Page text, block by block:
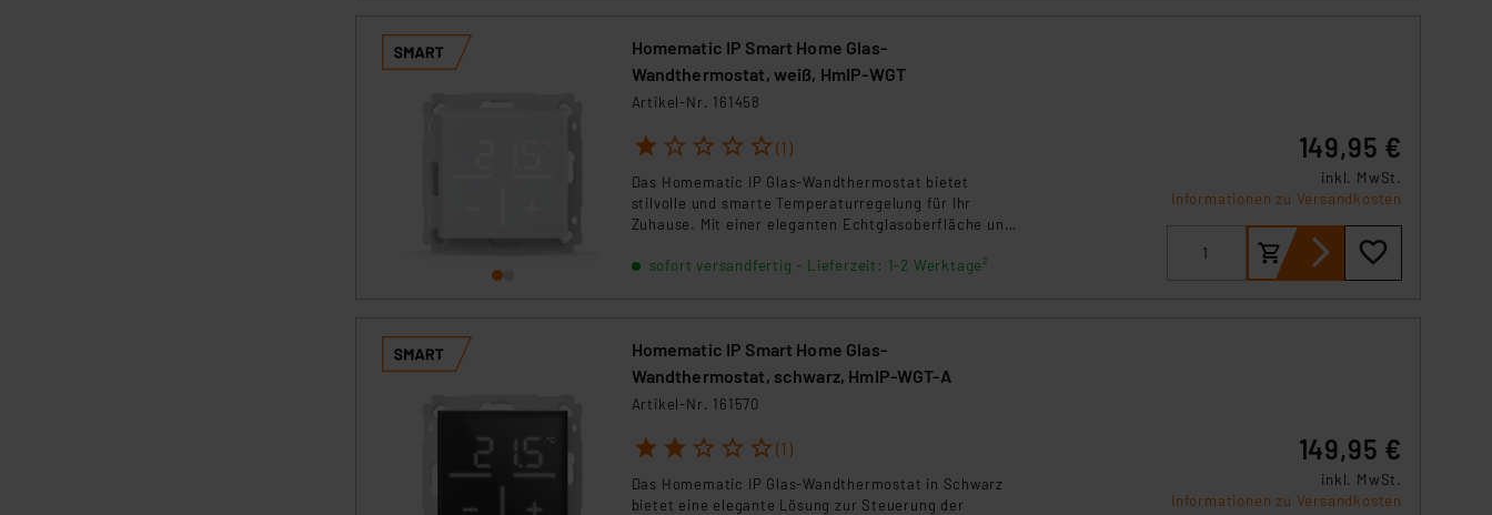
Homematic IP Smart Home Glas-
Wandthermostat, weiß, HmIP-WGT
Artikel-Nr. 161458
1 2 3 4 5 (1)
Das Homematic IP Glas-Wandthermostat bietet
stilvolle und smarte Temperaturregelung für Ihr
Zuhause. Mit einer eleganten Echtglasoberfläche und
komfortable Bedienung direkt am Gerät, per App oder
Relaisausgang. Ideal für die Integration in moderne
Wohnräume und bestehende Schalterprogramme.
sofort versandfertig - Lieferzeit: 1-2 Werktage²
149,95 €
inkl. MwSt.
Informationen zu Versandkosten
Homematic IP Smart Home Glas-
Wandthermostat, schwarz, HmIP-WGT-A
Artikel-Nr. 161570
1 2 3 4 5 (1)
Das Homematic IP Glas-Wandthermostat in Schwarz
bietet eine elegante Lösung zur Steuerung der
149,95 €
inkl. MwSt.
Informationen zu Versandkosten